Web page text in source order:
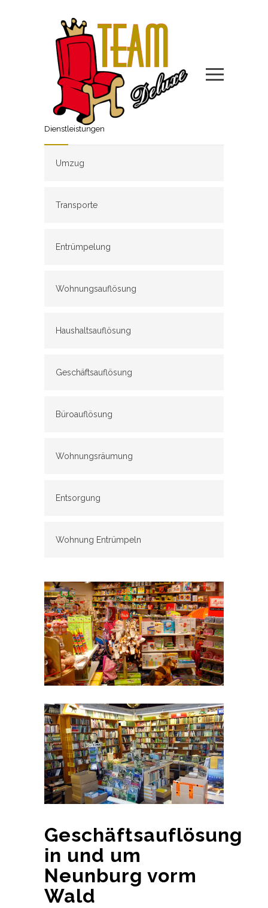
Dienstleistungen
Umzug
Transporte
Entrümpelung
Wohnungsauflösung
Haushaltsauflösung
Geschäftsauflösung
Büroauflösung
Wohnungsräumung
Entsorgung
Wohnung Entrümpeln
Geschäftsauflösung
in und um
Neunburg vorm
Wald